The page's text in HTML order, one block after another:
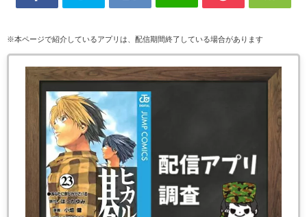
※本ページで紹介しているアプリは、配信期間終了している場合があります